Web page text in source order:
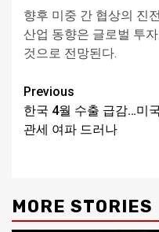
향후 미중 간 협상의 진
산업 동향은 글로벌 투
것으로 전망된다.
Continue
Reading
Previous
한국 4월 수출 급감…미
관세 여파 드러나
MORE STORIES